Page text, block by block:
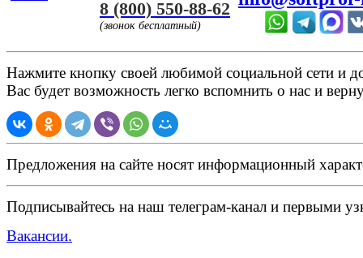
8 (800) 550-88-62
(звонок бесплатный)
Нажмите кнопку своей любимой социальной сети и
Вас будет возможность легко вспомнить о нас и
Предложения на сайте носят информационный
Подписывайтесь на наш телеграм-канал и первыми
Вакансии.